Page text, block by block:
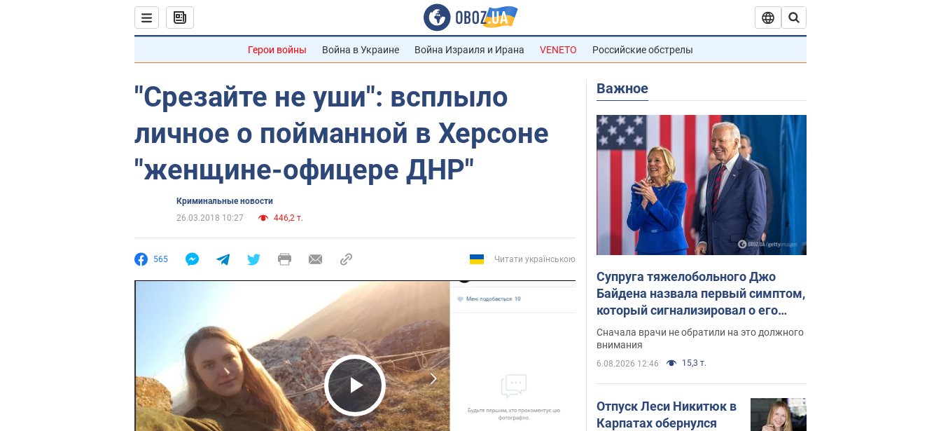
Герои войны Война в Украине Война Израиля и Ирана VENETO Российские обстрелы
"Срезайте не уши": всплыло
личное о пойманной в Херсоне
"женщине-офицере ДНР"
Криминальные новости
26.03.2018 10:27
446,2 т.
565 Читати українською
Play Video
Важное
Супруга тяжелобольного Джо
Байдена назвала первый симптом,
который сигнализировал о его
"агрессивном" раке
Сначала врачи не обратили на это должного
внимания
6.08.2026 12:46 15,3 т.
Отпуск Леси Никитюк в
Карпатах обернулся